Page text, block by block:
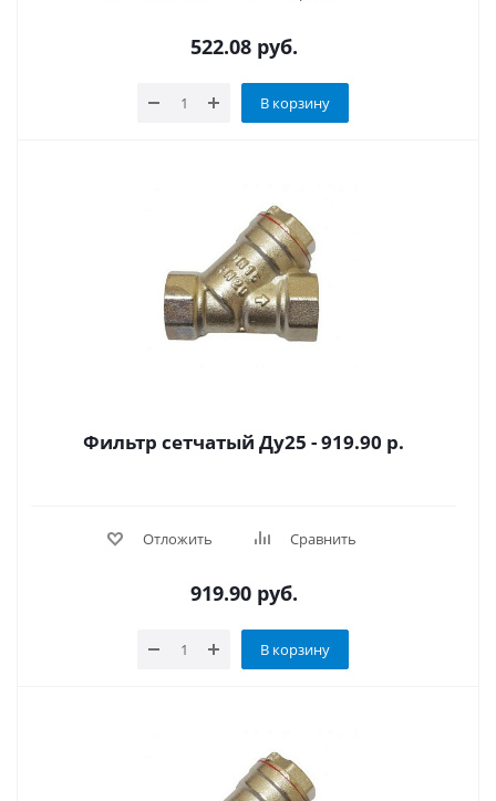
522.08 руб.
В корзину
Фильтр сетчатый Ду25 - 919.90 р.
Отложить Сравнить
919.90 руб.
В корзину